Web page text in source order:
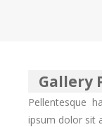
Gallery
Pellentesque
ipsum dolor sit